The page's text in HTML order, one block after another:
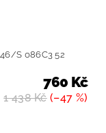
S 086C3 52
1 438 Kč(–47 %)
760 Kč